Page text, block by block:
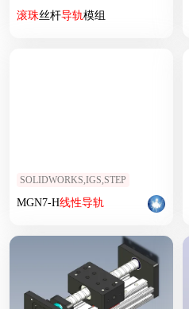
滚珠丝杆导轨模组
SOLIDWORKS,IGS,STEP
MGN7-H线性导轨